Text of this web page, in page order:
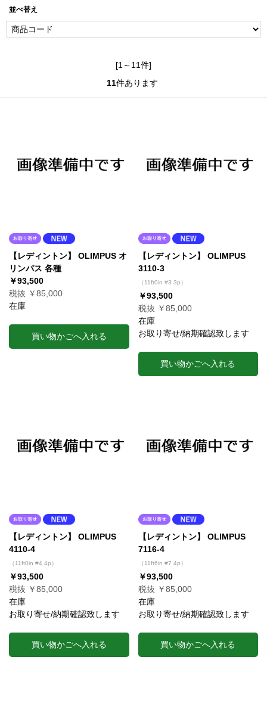
並べ替え
[1～11件]
11件あります
【レディントン】 OLIMPUS オ
リンパス 各種
￥93,500
税抜 ￥85,000
在庫
買い物かごへ入れる
【レディントン】 OLIMPUS
3110-3
（11ft0in #3 3p）
￥93,500
税抜 ￥85,000
在庫
お取り寄せ/納期確認致します
買い物かごへ入れる
【レディントン】 OLIMPUS
4110-4
（11ft0in #4 4p）
￥93,500
税抜 ￥85,000
在庫
お取り寄せ/納期確認致します
買い物かごへ入れる
【レディントン】 OLIMPUS
7116-4
（11ft6in #7 4p）
￥93,500
税抜 ￥85,000
在庫
お取り寄せ/納期確認致します
買い物かごへ入れる